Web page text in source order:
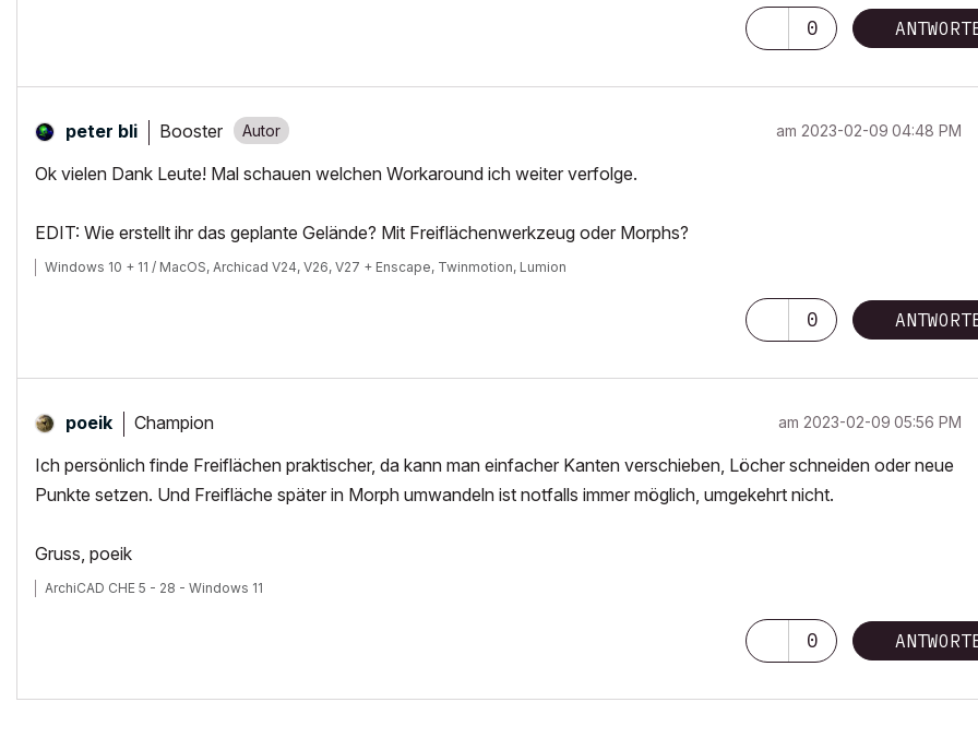
0
peter bli Booster am ‎2023-02-09 04:48 PM
Ok vielen Dank Leute! Mal schauen welchen Workaround ich weiter verfolge.
EDIT: Wie erstellt ihr das geplante Gelände? Mit Freiflächenwerkzeug oder Morphs?
Windows 10 + 11 / MacOS, Archicad V24, V26, V27 + Enscape, Twinmotion, Lumion
0
poeik Champion am ‎2023-02-09 05:56 PM
Ich persönlich finde Freiflächen praktischer, da kann man einfacher Kanten verschieben, Löcher schneiden oder neue
Punkte setzen. Und Freifläche später in Morph umwandeln ist notfalls immer möglich, umgekehrt nicht.
Gruss, poeik
ArchiCAD CHE 5 - 28 - Windows 11
0